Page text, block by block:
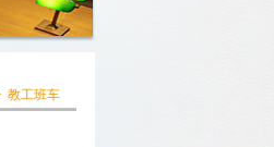
教工班车